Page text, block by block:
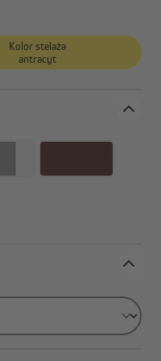
Kolor stelaża
antracyt